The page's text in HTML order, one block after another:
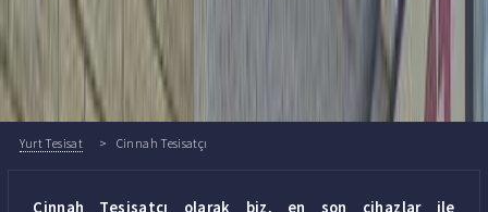
Yurt Tesisat Cinnah Tesisatçı
Cinnah Tesisatçı olarak biz, en son cihazlar ile